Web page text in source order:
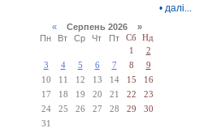
• далі...
«Серпень 2026 »
Пн
Вт Ср Чт Пт Сб
Нд
1
2
3
4 5 6 7 8
9
10
11 12 13 14 15
16
17
18 19 20 21 22
23
24
25 26 27 28 29
30
31